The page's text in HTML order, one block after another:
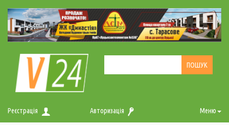
Реєстрація Авторизація Меню